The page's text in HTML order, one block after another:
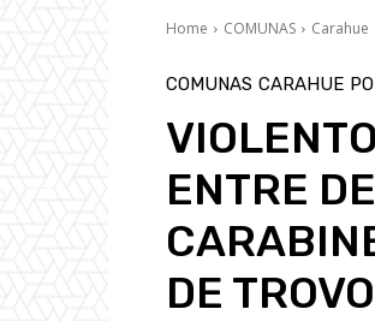
Home COMUNAS Carahue
COMUNAS CARAHUE
ENTRE
DE